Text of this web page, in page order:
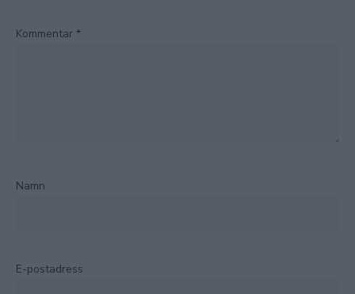
Kommentar *
Namn
E-postadress